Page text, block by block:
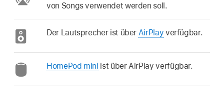
von Songs verwendet werden soll.
Der Lautsprecher ist über AirPlay verfügbar.
HomePod mini ist über AirPlay verfügbar.